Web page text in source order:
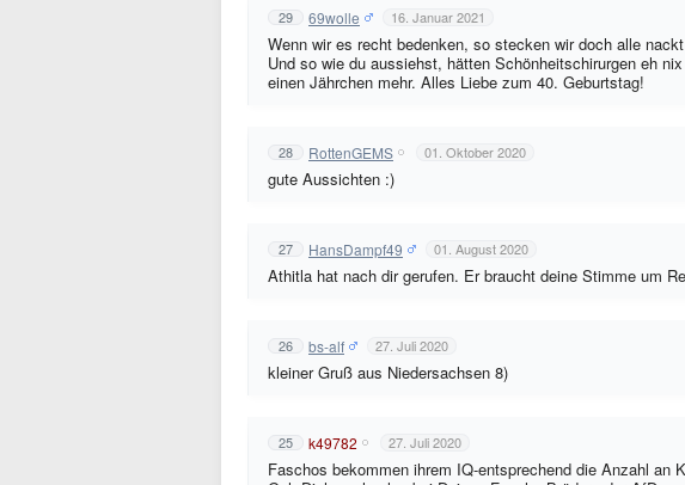
29 69wolle 16. Januar 2021
Wenn wir es recht bedenken, so stecken wir doch alle
Und so wie du aussiehst, hätten Schönheitschirurgen eh
einen Jährchen mehr. Alles Liebe zum 40. Geburtstag!
28 RottenGEMS 01. Oktober 2020
gute Aussichten :)
27 HansDampf49 01. August 2020
Athitla hat nach dir gerufen. Er braucht deine Stimme um
26 bs-alf 27. Juli 2020
kleiner Gruß aus Niedersachsen 8)
25 k49782 27. Juli 2020
Faschos bekommen ihrem IQ-entsprechend die Anzahl an